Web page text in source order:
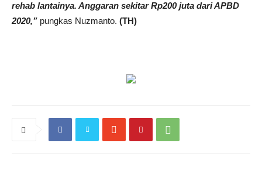
rehab lantainya. Anggaran sekitar Rp200 juta dari APBD
2020,” pungkas Nuzmanto. (TH)